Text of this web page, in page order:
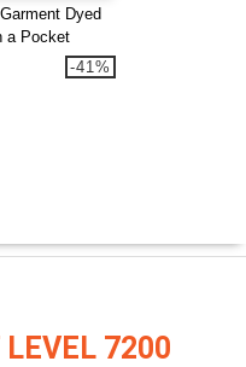
Dyed
a Pocket
-41%
LEVEL 7200